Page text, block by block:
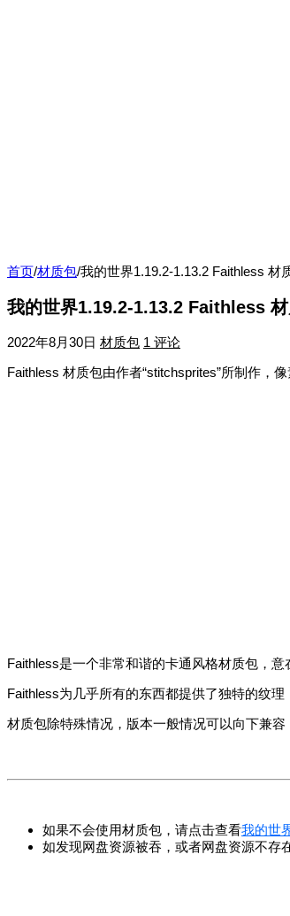
首页/材质包/我的世界1.19.2-1.13.2 Faithless 材
我的世界1.19.2-1.13.2 Faithless
2022年8月30日 材质包 1 评论
Faithless 材质包由作者“stitchsprites”所制作，像
Faithless是一个非常和谐的卡通风格材质包，
Faithless为几乎所有的东西都提供了独特的纹
材质包除特殊情况，版本一般情况可以向下兼容
如果不会使用材质包，请点击查看我的世
如发现网盘资源被吞，或者网盘资源不存